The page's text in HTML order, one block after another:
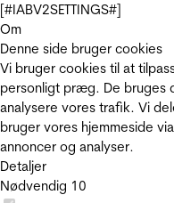
[#IABV2SETTINGS#]
Om
Denne side bruger cookies
Vi bruger cookies til at
personligt præg. De bruges
analysere vores trafik. Vi
bruger vores hjemmeside
annoncer og analyser.
Detaljer
Nødvendig 10